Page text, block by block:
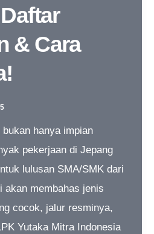
& Cara
hanya impian
pekerjaan di Jepang
lulusan SMA/SMK dari
akan membahas jenis
cocok, jalur resminya,
Yutaka Mitra Indonesia